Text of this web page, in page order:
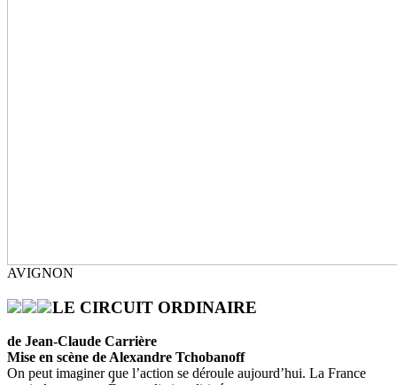
AVIGNON
LE CIRCUIT ORDINAIRE
de Jean-Claude Carrière
Mise en scène de Alexandre Tchobanoff
On peut imaginer que l’action se déroule aujourd’hui. La France